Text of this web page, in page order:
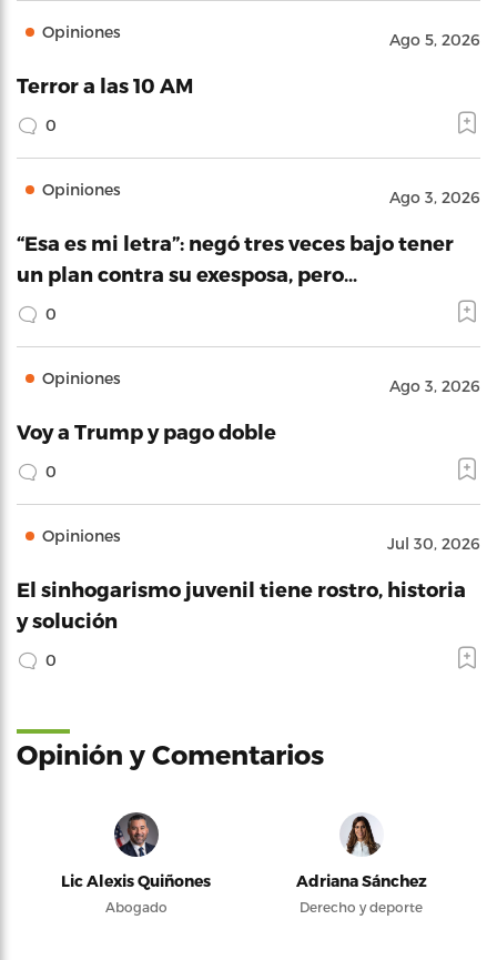
Opiniones Ago 5, 2026
Terror a las 10 AM
0
Opiniones Ago 3, 2026
“Esa es mi letra”: negó tres veces bajo tener
un plan contra su exesposa, pero…
0
Opiniones Ago 3, 2026
Voy a Trump y pago doble
0
Opiniones Jul 30, 2026
El sinhogarismo juvenil tiene rostro, historia
y solución
0
Opinión y Comentarios
Lic Alexis Quiñones
Abogado
Adriana Sánchez
Derecho y deporte